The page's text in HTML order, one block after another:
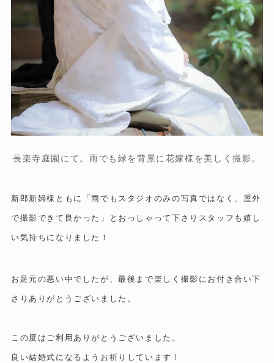
長楽寺庭園にて。雨でも緑を背景に花嫁様を美しく撮影。
新郎新婦様ともに「雨でもスタジオのみの写真ではなく、屋外
で撮影できて良かった」とおっしゃって下さりスタッフも嬉し
い気持ちになりました！
お足元の悪い中でしたが、最後まで楽しく撮影にお付き合い下
さりありがとうございました。
この度はご利用ありがとうございました。
良い結婚式になるようお祈りしています！